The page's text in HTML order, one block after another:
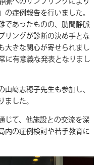
症例報告を行いました。
であったものの、肋間静脈
リングが診断の決め手とな
大きな関心が寄せられまし
に有意義な発表となりまし
﨑志穂子先生も参加し、
した。
じて、他施設との交流を深
内の症例検討や若手教育に